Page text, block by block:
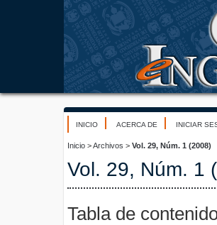
INICIO ACERCA DE INICIAR
Inicio >Archivos > Vol. 29, Núm. 1 (2008)
Vol. 29, Núm. 1
Tabla de